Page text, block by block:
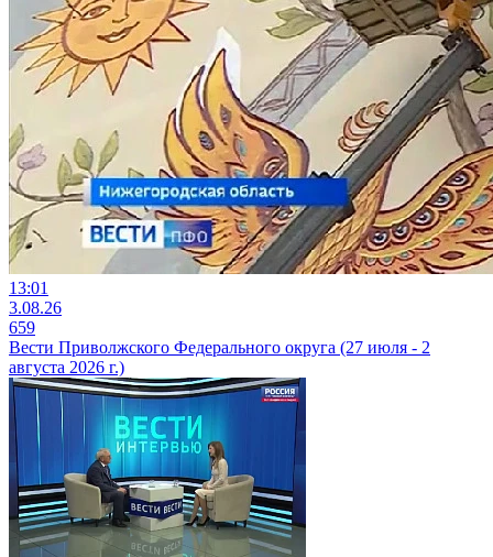
13:01
3.08.26
659
Вести Приволжского Федерального округа (27 июля - 2
августа 2026 г.)